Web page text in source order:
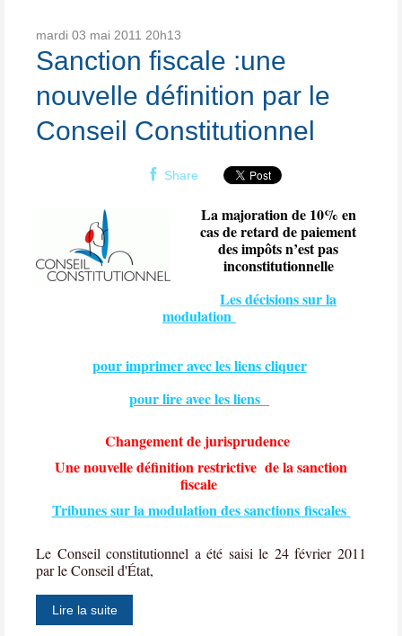
mardi 03 mai 2011 20h13
Sanction fiscale :une
nouvelle définition par le
Conseil Constitutionnel
Share
La majoration de 10% en
cas de retard de paiement
des impôts n’est pas
inconstitutionnelle
Les décisions sur la
modulation
pour imprimer avec les liens cliquer
pour lire avec les liens
Changement de jurisprudence
Une nouvelle définition restrictive de la sanction
fiscale
Tribunes sur la modulation des sanctions fiscales
Le Conseil constitutionnel a été saisi le 24 février 2011
par le Conseil d'État,
Lire la suite